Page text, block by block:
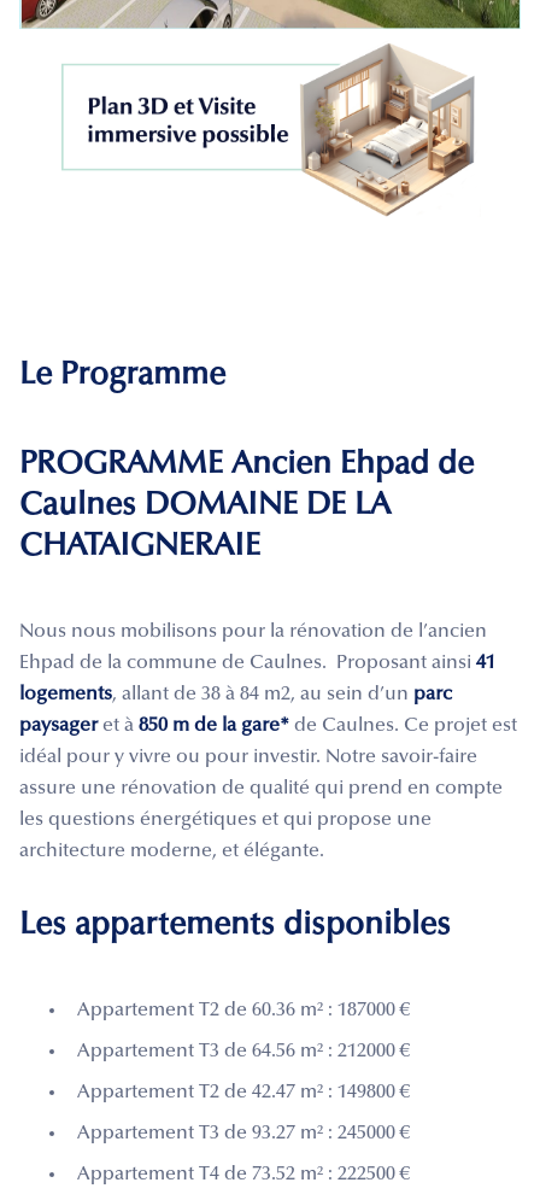
Le Programme
PROGRAMME Ancien Ehpad de
Caulnes DOMAINE DE LA
CHATAIGNERAIE
Nous nous mobilisons pour la rénovation de l’ancien
Ehpad de la commune de Caulnes. Proposant ainsi 41
logements, allant de 38 à 84 m2, au sein d’un parc
paysageret à 850 m de la gare* de Caulnes. Ce projet est
idéal pour y vivre ou pour investir. Notre savoir-faire
assure une rénovation de qualité qui prend en compte
les questions énergétiques et qui propose une
architecture moderne, et élégante.
Les appartements disponibles
Appartement T2 de 60.36 m² : 187000 €
Appartement T3 de 64.56 m² : 212000 €
Appartement T2 de 42.47 m² : 149800 €
Appartement T3 de 93.27 m² : 245000 €
Appartement T4 de 73.52 m² : 222500 €